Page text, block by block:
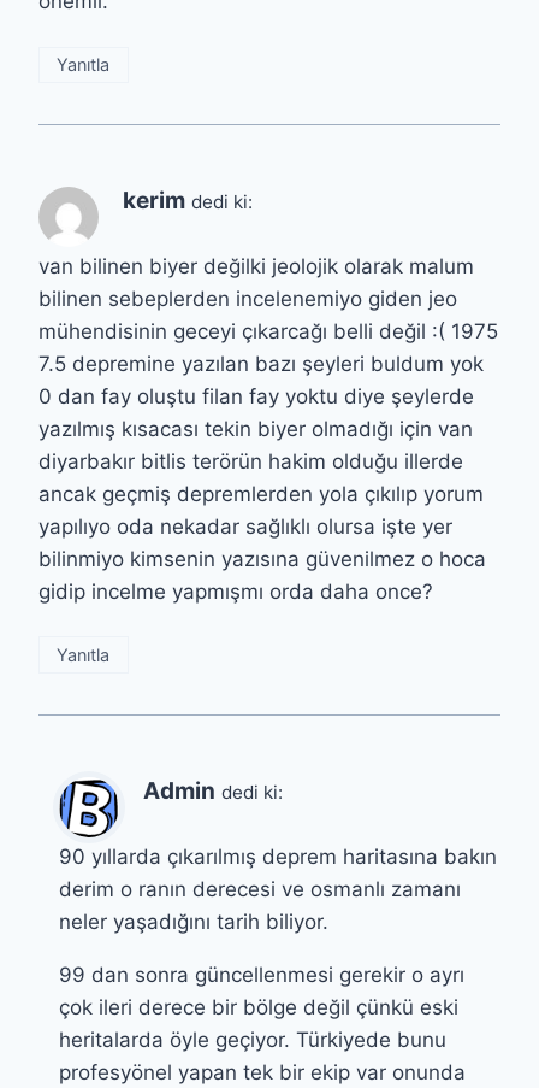
Yanıtla
kerim dedi ki:
van bilinen biyer değilki jeolojik olarak malum
bilinen sebeplerden incelenemiyo giden jeo
mühendisinin geceyi çıkarcağı belli değil :( 1975
7.5 depremine yazılan bazı şeyleri buldum yok
0 dan fay oluştu filan fay yoktu diye şeylerde
yazılmış kısacası tekin biyer olmadığı için van
diyarbakır bitlis terörün hakim olduğu illerde
ancak geçmiş depremlerden yola çıkılıp yorum
yapılıyo oda nekadar sağlıklı olursa işte yer
bilinmiyo kimsenin yazısına güvenilmez o hoca
gidip incelme yapmışmı orda daha once?
Yanıtla
Admin dedi ki:
90 yıllarda çıkarılmış deprem haritasına bakın
derim o ranın derecesi ve osmanlı zamanı
neler yaşadığını tarih biliyor.
99 dan sonra güncellenmesi gerekir o ayrı
çok ileri derece bir bölge değil çünkü eski
heritalarda öyle geçiyor. Türkiyede bunu
profesyönel yapan tek bir ekip var onunda